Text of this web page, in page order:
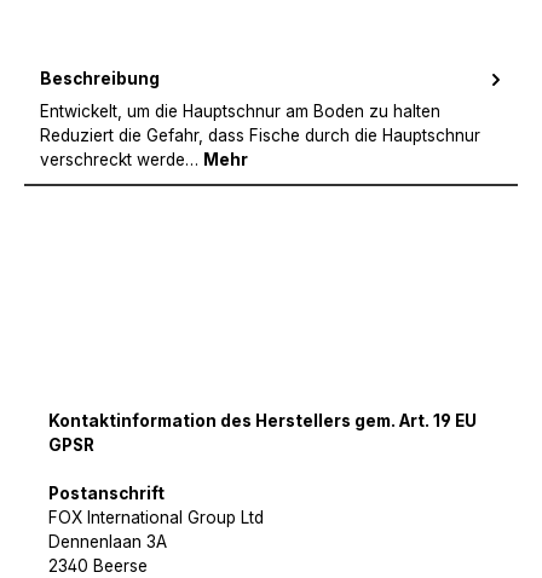
Beschreibung
Entwickelt, um die Hauptschnur am Boden zu halten
Reduziert die Gefahr, dass Fische durch die Hauptschnur
verschreckt werde… Mehr
Kontaktinformation des Herstellers gem. Art. 19 EU
GPSR
Postanschrift
FOX International Group Ltd
Dennenlaan 3A
2340 Beerse